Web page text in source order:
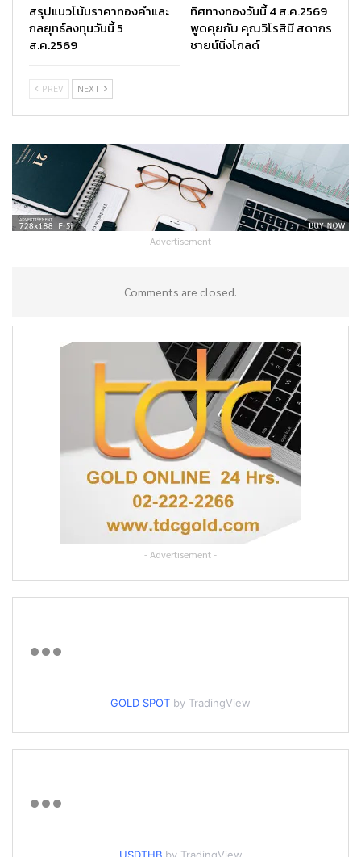
สรุปแนวโน้มราคาทองคำและ
กลยุทธ์ลงทุนวันนี้ 5
ส.ค.2569
ทิศทางทองวันนี้ 4 ส.ค.2569
พูดคุยกับ คุณวิโรสินี สดากร
ชายน์นิ่งโกลด์
PREV NEXT
- Advertisement -
Comments are closed.
- Advertisement -
GOLD SPOT by TradingView
USDTHB by TradingView